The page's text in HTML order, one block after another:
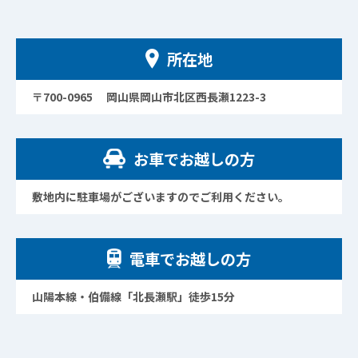
所在地
〒700-0965 岡山県岡山市北区西長瀬1223-3
お車でお越しの方
敷地内に駐車場がございますのでご利用ください。
電車でお越しの方
山陽本線・伯備線「北長瀬駅」徒歩15分